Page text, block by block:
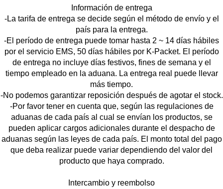
Información de entrega
-La tarifa de entrega se decide según el método de envío y el
país para la entrega.
-El período de entrega puede tomar hasta 2 ~ 14 días hábiles
por el servicio EMS, 50 días hábiles por K-Packet. El período
de entrega no incluye días festivos, fines de semana y el
tiempo empleado en la aduana. La entrega real puede llevar
más tiempo.
-No podemos garantizar reposición después de agotar el stock.
-Por favor tener en cuenta que, según las regulaciones de
aduanas de cada país al cual se envían los productos, se
pueden aplicar cargos adicionales durante el despacho de
aduanas según las leyes de cada país. El monto total del pago
que deba realizar puede variar dependiendo del valor del
producto que haya comprado.
Intercambio y reembolso